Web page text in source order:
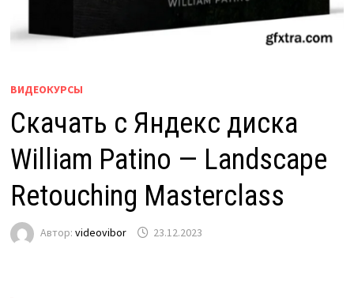
ВИДЕОКУРСЫ
Скачать с Яндекс диска
William Patino — Landscape
Retouching Masterclass
Автор: videovibor 23.12.2023